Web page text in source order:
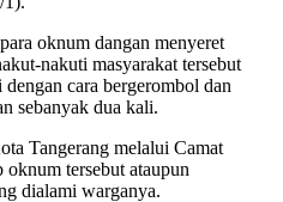
oknum dangan menyeret
nakuti masyarakat tersebut
cara bergerombol dan
sebanyak dua kali.
Tangerang melalui Camat
tersebut ataupun
dialami warganya.